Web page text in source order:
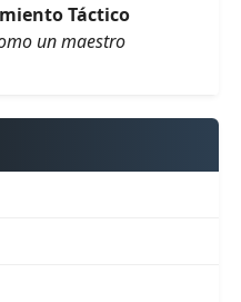
Táctico
un maestro